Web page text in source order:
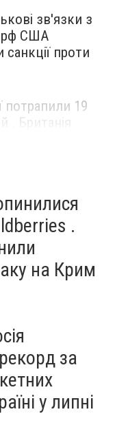
зв'язки з
рф США
проти
потрапили 19
. Британія
.
на Крим
за
у липні